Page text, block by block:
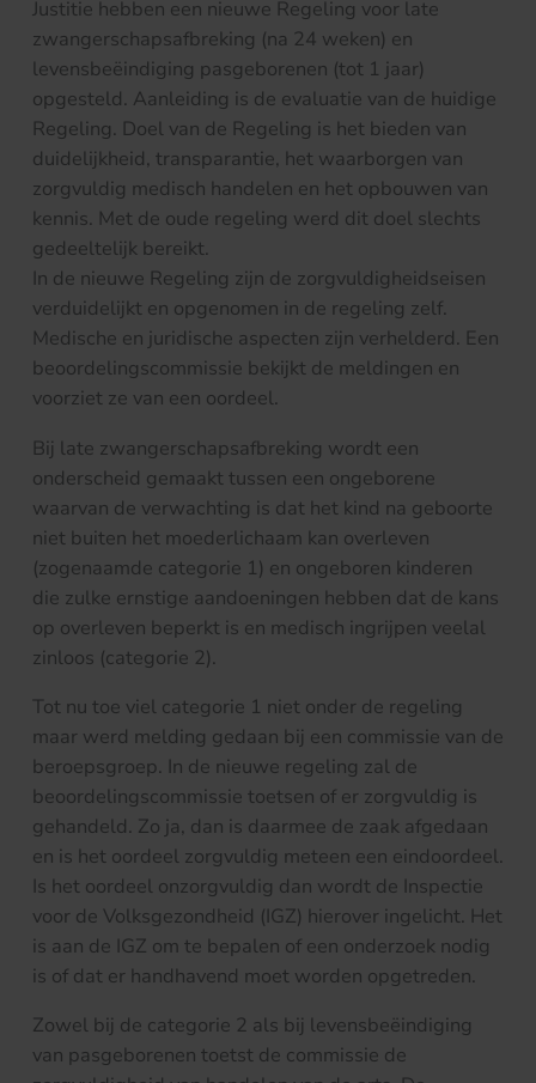
Justitie hebben een nieuwe Regeling voor late
zwangerschapsafbreking (na 24 weken) en
levensbeëindiging pasgeborenen (tot 1 jaar)
opgesteld. Aanleiding is de evaluatie van de huidige
Regeling. Doel van de Regeling is het bieden van
duidelijkheid, transparantie, het waarborgen van
zorgvuldig medisch handelen en het opbouwen van
kennis. Met de oude regeling werd dit doel slechts
gedeeltelijk bereikt.
In de nieuwe Regeling zijn de zorgvuldigheidseisen
verduidelijkt en opgenomen in de regeling zelf.
Medische en juridische aspecten zijn verhelderd. Een
beoordelingscommissie bekijkt de meldingen en
voorziet ze van een oordeel.
Bij late zwangerschapsafbreking wordt een
onderscheid gemaakt tussen een ongeborene
waarvan de verwachting is dat het kind na geboorte
niet buiten het moederlichaam kan overleven
(zogenaamde categorie 1) en ongeboren kinderen
die zulke ernstige aandoeningen hebben dat de kans
op overleven beperkt is en medisch ingrijpen veelal
zinloos (categorie 2).
Tot nu toe viel categorie 1 niet onder de regeling
maar werd melding gedaan bij een commissie van de
beroepsgroep. In de nieuwe regeling zal de
beoordelingscommissie toetsen of er zorgvuldig is
gehandeld. Zo ja, dan is daarmee de zaak afgedaan
en is het oordeel zorgvuldig meteen een eindoordeel.
Is het oordeel onzorgvuldig dan wordt de Inspectie
voor de Volksgezondheid (IGZ) hierover ingelicht. Het
is aan de IGZ om te bepalen of een onderzoek nodig
is of dat er handhavend moet worden opgetreden.
Zowel bij de categorie 2 als bij levensbeëindiging
van pasgeborenen toetst de commissie de